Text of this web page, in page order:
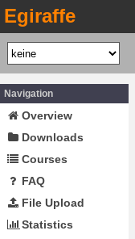
Egiraffe
Navigation
Overview
Downloads
Courses
FAQ
File Upload
Statistics